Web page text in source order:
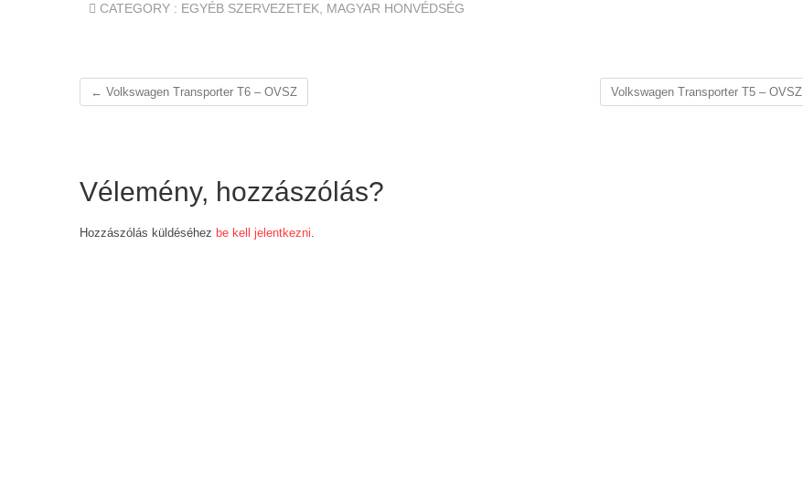
CATEGORY : EGYÉB SZERVEZETEK MAGYAR HONVÉDSÉG
← Volkswagen Transporter T6 – OVSZ Volkswagen Transporter T5 – OVSZ
Vélemény, hozzászólás?
Hozzászólás küldéséhez be kell jelentkezni